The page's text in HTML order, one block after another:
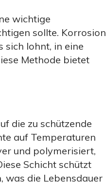
wichtige
sollte. Korrosion
lohnt, in eine
Methode bietet
die zu schützende
auf Temperaturen
und polymerisiert,
Schicht schützt
was die Lebensdauer